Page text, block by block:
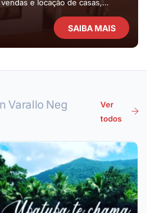
e locação de casas,
SAIBA MAIS
Varallo Neg
Ver
todos